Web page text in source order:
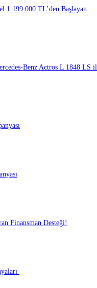
1.199.000 TL’den Başlayan
Benz Actros L 1848 LS
Finansman Desteği!